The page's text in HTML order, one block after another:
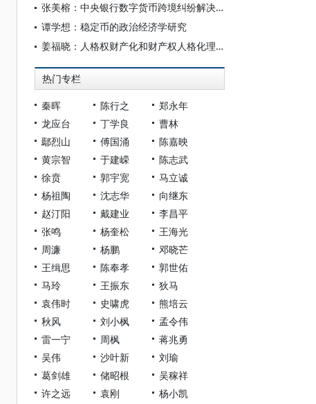
张美榕：中央银行数字货币跨境纠纷解决的国际私法进路
谭学想：稳定币的政治经济学研究
姜福晓：人格权财产化和财产权人格化理论困境的剖析与破解
热门专栏
秦晖 陈行之
郑永年
龙应台
丁学良
曹林
鄢烈山
傅国涌
陈嘉映
黄宗智
于建嵘
陈志武
徐贲
郭宇宽
马立诚
杨祖陶
沈志华
向继东
赵汀阳
戴建业
李昌平
张鸣
杨奎松
王海光
周濂
杨鹏
邓晓芒
王缉思
陈奉孝
郭世佑
马玲
王振东
狄马
袁伟时
史啸虎
熊培云
秋风
刘小枫
孟令伟
雷一宁
周枫
蒋兆勇
吴伟
沙叶新
刘瑜
葛剑雄
储昭根
吴稼祥
许之远
袁刚
杨小凯